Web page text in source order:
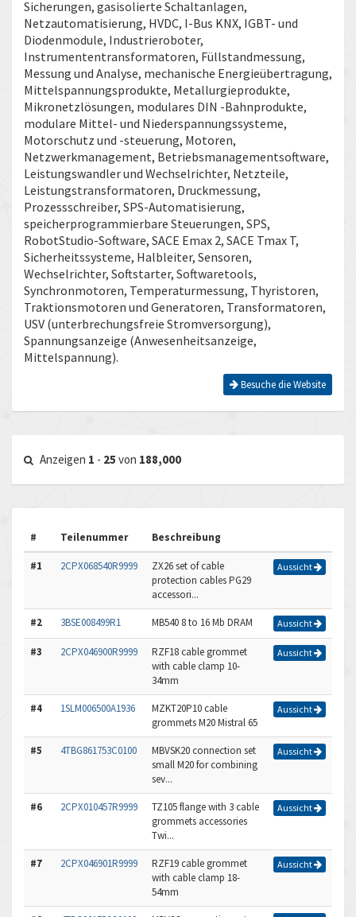
Sicherungen, gasisolierte Schaltanlagen,
Netzautomatisierung, HVDC, I-Bus KNX, IGBT- und
Diodenmodule, Industrieroboter,
Instrumententransformatoren, Füllstandmessung,
Messung und Analyse, mechanische Energieübertragung,
Mittelspannungsprodukte, Metallurgieprodukte,
Mikronetzlösungen, modulares DIN -Bahnprodukte,
modulare Mittel- und Niederspannungssysteme,
Motorschutz und -steuerung, Motoren,
Netzwerkmanagement, Betriebsmanagementsoftware,
Leistungswandler und Wechselrichter, Netzteile,
Leistungstransformatoren, Druckmessung,
Prozessschreiber, SPS-Automatisierung,
speicherprogrammierbare Steuerungen, SPS,
RobotStudio-Software, SACE Emax 2, SACE Tmax T,
Sicherheitssysteme, Halbleiter, Sensoren,
Wechselrichter, Softstarter, Softwaretools,
Synchronmotoren, Temperaturmessung, Thyristoren,
Traktionsmotoren und Generatoren, Transformatoren,
USV (unterbrechungsfreie Stromversorgung),
Spannungsanzeige (Anwesenheitsanzeige,
Mittelspannung).
Besuche die Website
Anzeigen 1 - 25 von 188,000
# Teilenummer Beschreibung
#1 2CPX068540R9999
ZX26 set of cable
protection cables PG29
accessori...
Aussicht
#2 3BSE008499R1 MB540 8 to 16 Mb DRAM Aussicht
#3 2CPX046900R9999
RZF18 cable grommet
with cable clamp 10-
34mm
Aussicht
#4 1SLM006500A1936
MZKT20P10 cable
grommets M20 Mistral 65
Aussicht
#5 4TBG861753C0100
MBVSK20 connection set
small M20 for combining
sev...
Aussicht
#6 2CPX010457R9999
TZ105 flange with 3 cable
grommets accessories
Twi...
Aussicht
#7 2CPX046901R9999
RZF19 cable grommet
with cable clamp 18-
54mm
Aussicht